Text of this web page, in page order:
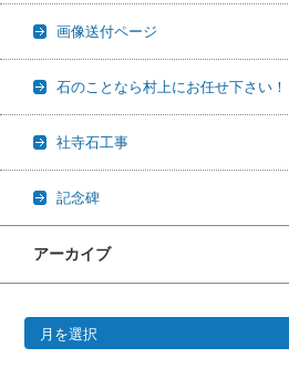
画像送付ページ
石のことなら村上にお任せ下さい！
社寺石工事
記念碑
アーカイブ